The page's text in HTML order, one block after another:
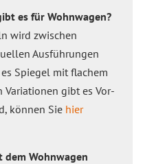
es für Wohnwagen?
wird zwischen
Ausführungen
Spiegel mit flachem
gibt es Vor-
können Sie hier
dem Wohnwagen